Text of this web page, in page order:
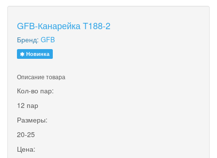
GFB-Канарейка T188-2
Бренд: GFB
Новинка
Описание товара
Кол-во пар:
12 пар
Размеры:
20-25
Цена: